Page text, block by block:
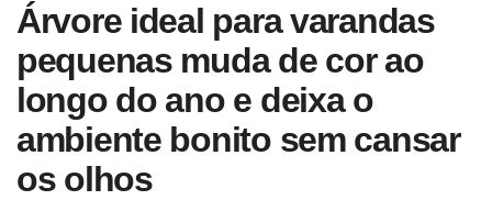
Árvore ideal para varandas
pequenas muda de cor ao
longo do ano e deixa o
ambiente bonito sem cansar
os olhos